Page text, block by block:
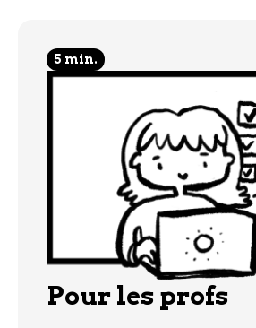
5 min.
Pour les profs